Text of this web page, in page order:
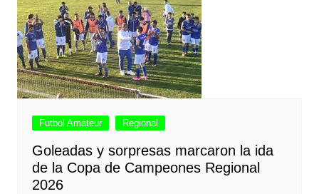
Futbol Amateur Regional
Goleadas y sorpresas marcaron la ida
de la Copa de Campeones Regional
2026